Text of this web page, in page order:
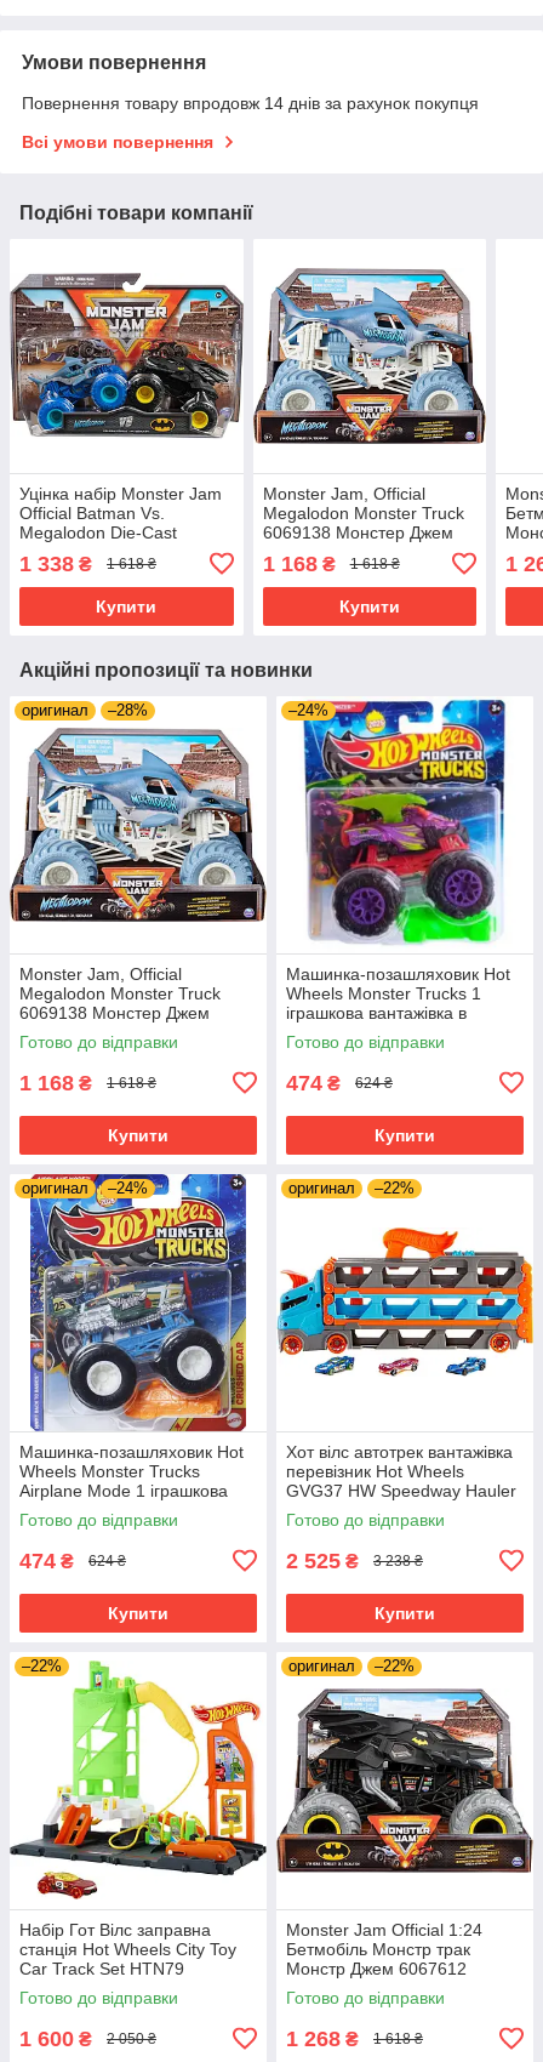
Умови повернення
Повернення товару впродовж 14 днів за рахунок покупця
Всі умови повернення
Подібні товари компанії
Уцінка набір Monster Jam
Official Batman Vs.
Megalodon Die-Cast
Monster Trucks у масштабі
1:64
1 338 ₴ 1 618 ₴
Купити
Monster Jam, Official
Megalodon Monster Truck
6069138 Монстер Джем
1 168₴ 1 618 ₴
Купити
1
Акційні пропозиції та новинки
оригинал –28%
Monster Jam, Official
Megalodon Monster Truck
6069138 Монстер Джем
Монстр трак
Готово до відправки
1 168 ₴ 1 618 ₴
Купити
–24%
Машинка-позашляховик Hot
Wheels Monster Trucks 1
іграшкова вантажівка в
масштабі 1:64
Готово до відправки
474 ₴ 624 ₴
Купити
оригинал –24%
Машинка-позашляховик Hot
Wheels Monster Trucks
Airplane Mode 1 іграшкова
вантажівка в масштабі 1:64
Готово до відправки
474 ₴ 624 ₴
Купити
оригинал –22%
Хот вілс автотрек вантажівка
перевізник Hot Wheels
GVG37 HW Speedway Hauler
Готово до відправки
2 525 ₴ 3 238 ₴
Купити
–22%
Набір Гот Вілс заправна
станція Hot Wheels City Toy
Car Track Set HTN79
Готово до відправки
1 600 ₴ 2 050 ₴
оригинал –22%
Monster Jam Official 1:24
Бетмобіль Монстр трак
Монстр Джем 6067612
Готово до відправки
1 268 ₴ 1 618 ₴